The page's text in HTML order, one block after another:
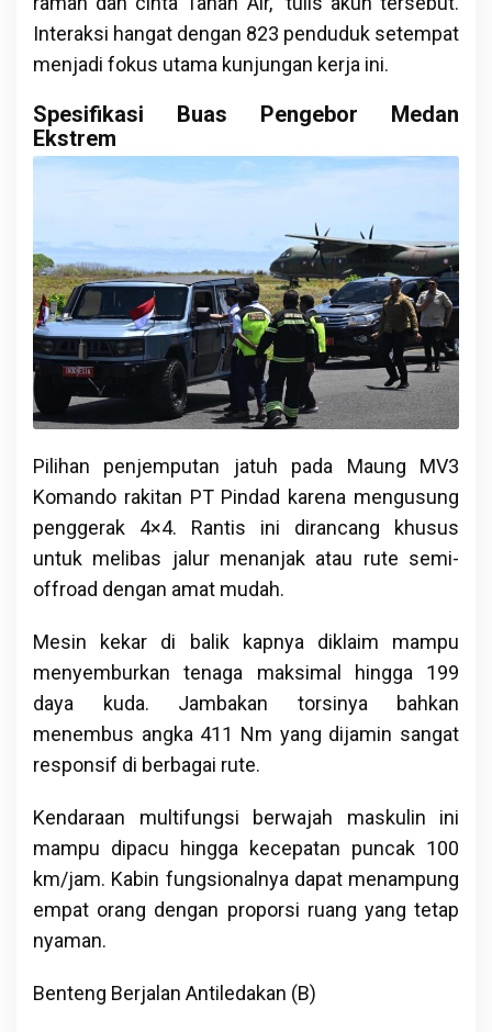
Interaksi hangat dengan 823 penduduk setempat
menjadi fokus utama kunjungan kerja ini.
Spesifikasi Buas Pengebor Medan
Ekstrem
Pilihan penjemputan jatuh pada Maung MV3
Komando rakitan PT Pindad karena mengusung
penggerak 4×4. Rantis ini dirancang khusus
untuk melibas jalur menanjak atau rute semi-
offroad dengan amat mudah.
Mesin kekar di balik kapnya diklaim mampu
menyemburkan tenaga maksimal hingga 199
daya kuda. Jambakan torsinya bahkan
menembus angka 411 Nm yang dijamin sangat
responsif di berbagai rute.
Kendaraan multifungsi berwajah maskulin ini
mampu dipacu hingga kecepatan puncak 100
km/jam. Kabin fungsionalnya dapat menampung
empat orang dengan proporsi ruang yang tetap
nyaman.
Benteng Berjalan Antiledakan (B)